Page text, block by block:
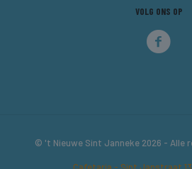
VOLG ONS OP
© 't Nieuwe Sint Janneke 2026 - Alle